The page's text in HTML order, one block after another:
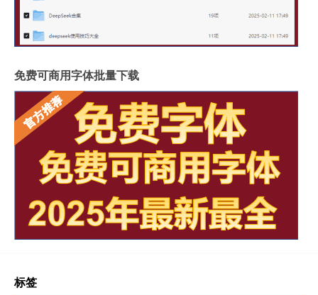
免费可商用字体批量下载
标签